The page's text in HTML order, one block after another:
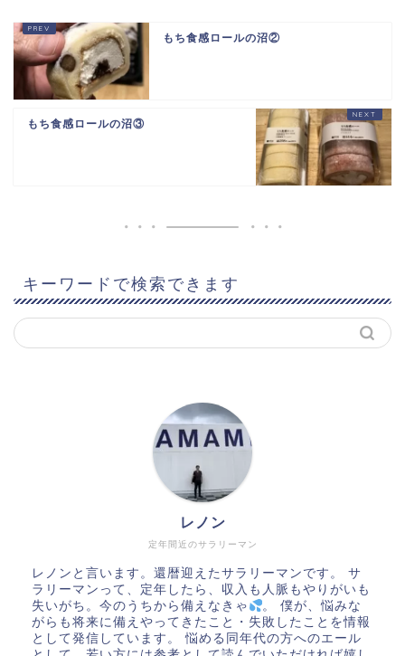
もち食感ロールの沼②
もち食感ロールの沼③
キーワードで検索できます
定年間近のサラリーマン
レノン
レノンと言います。還暦迎えたサラリーマンです。 サ
ラリーマンって、定年したら、収入も人脈もやりがいも
失いがち。今のうちから備えなきゃ
。 僕が、悩みな
がらも将来に備えやってきたこと・失敗したことを情報
として発信しています。 悩める同年代の方へのエール